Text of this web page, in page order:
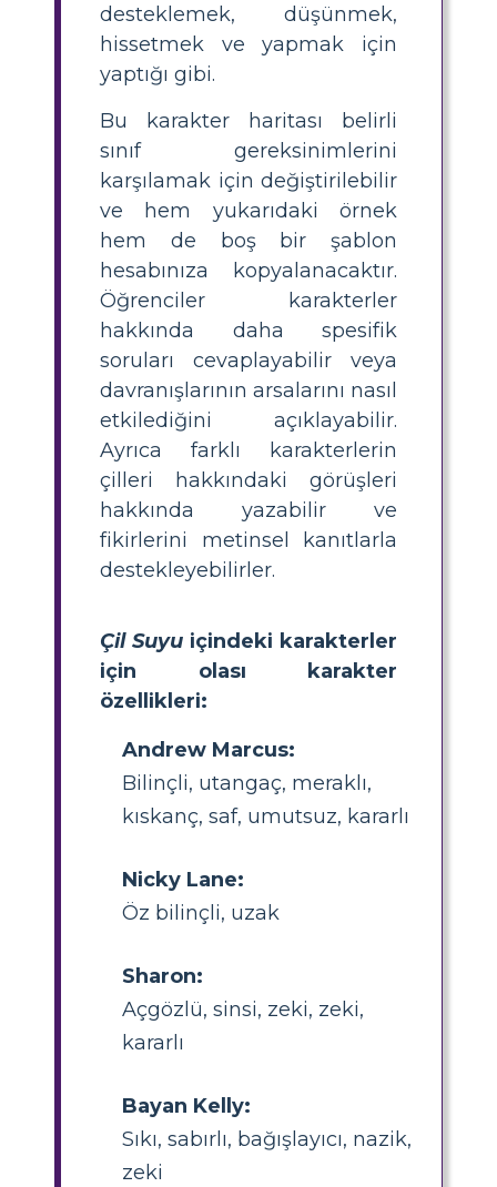
desteklemek, düşünmek,
hissetmek ve yapmak için
yaptığı gibi.
Bu karakter haritası belirli
sınıf gereksinimlerini
karşılamak için değiştirilebilir
ve hem yukarıdaki örnek
hem de boş bir şablon
hesabınıza kopyalanacaktır.
Öğrenciler karakterler
hakkında daha spesifik
soruları cevaplayabilir veya
davranışlarının arsalarını nasıl
etkilediğini açıklayabilir.
Ayrıca farklı karakterlerin
çilleri hakkındaki görüşleri
hakkında yazabilir ve
fikirlerini metinsel kanıtlarla
destekleyebilirler.
Çil Suyu içindeki karakterler
için olası karakter
özellikleri:
Andrew Marcus:
Bilinçli, utangaç, meraklı,
kıskanç, saf, umutsuz, kararlı
Nicky Lane:
Öz bilinçli, uzak
Sharon:
Açgözlü, sinsi, zeki, zeki,
kararlı
Bayan Kelly:
Sıkı, sabırlı, bağışlayıcı, nazik,
zeki